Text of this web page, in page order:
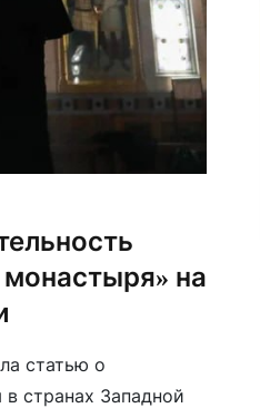
на
статью о
странах Западной